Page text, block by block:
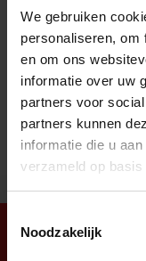
We gebruiken
personaliseren, om
en om ons
informatie over uw
partners voor
partners kunnen
informatie die u
verzameld op
Noodzakelijk
Bestel nu!
Aantal
Nieuwsbrief